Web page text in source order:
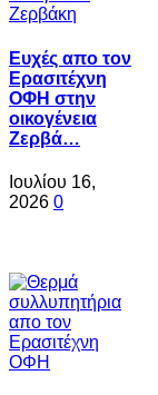
Ευχές απο τον
Ερασιτέχνη
ΟΦΗ στην
οικογένεια
Ζερβά…
Ιουλίου 16,
2026 0